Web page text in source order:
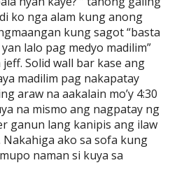
ko nga alam kung anong
kung sagot “basta
lalo pag medyo madilim”
Solid wall bar kase ang
madilim pag nakapatay
araw na aakalain mo’y 4:30
na mismo ang nagpatay ng
ganun lang kanipis ang ilaw
ako sa sofa kung
naman si kuya sa